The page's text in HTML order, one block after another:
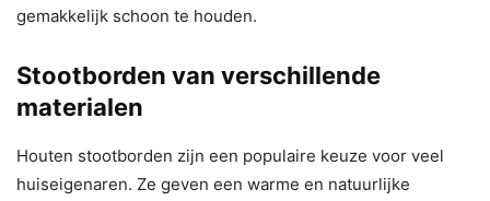
gemakkelijk schoon te houden.
Stootborden van verschillende
materialen
Houten stootborden zijn een populaire keuze voor veel
huiseigenaren. Ze geven een warme en natuurlijke